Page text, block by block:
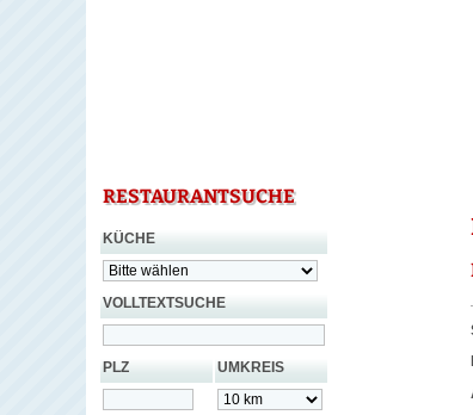
RESTAURANTSUCHE
KÜCHE
VOLLTEXTSUCHE
PLZ UMKREIS